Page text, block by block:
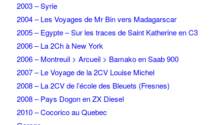
2003 – Syrie
2004 – Les Voyages de Mr Bin vers Madagarscar
2005 – Egypte – Sur les traces de Saint Katherine en C3
2006 – La 2Ch à New York
2006 – Montreuil > Arcueil > Bamako en Saab 900
2007 – Le Voyage de la 2CV Louise Michel
2008 – La 2CV de l’école des Bleuets (Fresnes)
2008 – Pays Dogon en ZX Diesel
2010 – Cocorico au Quebec